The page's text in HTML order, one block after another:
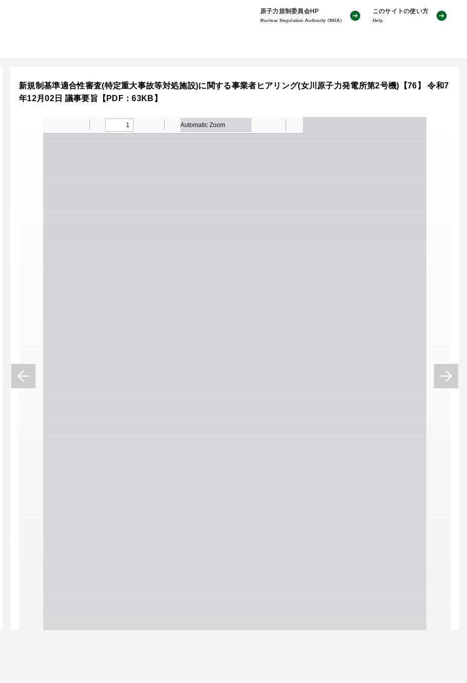
原子力規制委員会HP
Nuclear Regulation Authority (NRA)
このサイトの使い方
Help
新規制基準適合性審査(特定重大事故等対処施設)に関する事業者ヒアリング(女川原子力発電所第2号機)【76】 令和7
年12月02日 議事要旨【PDF：63KB】